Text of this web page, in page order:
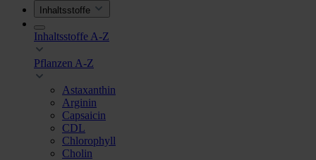
Inhaltsstoffe
Inhaltsstoffe A-Z
Pflanzen A-Z
Astaxanthin
Arginin
Capsaicin
CDL
Chlorophyll
Cholin